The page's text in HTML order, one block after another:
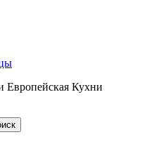
Европейская Кухни